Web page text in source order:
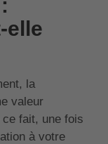
elle
la
valeur
fait, une fois
à votre